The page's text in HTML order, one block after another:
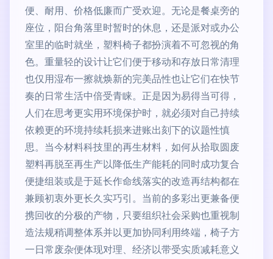
便、耐用、价格低廉而广受欢迎。无论是餐桌旁的
座位，阳台角落里时暂时的休息，还是派对或办公
室里的临时就坐，塑料椅子都扮演着不可忽视的角
色。重量轻的设计让它们便于移动和存放日常清理
也仅用湿布一擦就焕新的完美品性也让它们在快节
奏的日常生活中倍受青睐。正是因为易得当可得，
人们在思考更实用环境保护时，就必须对自己持续
依赖更的环境持续耗损来进账出刻下的议题性慎
思。当今材料科技里的再生材料，如何从拾取圆废
塑料再脱至再生产以降低生产能耗的同时成功复合
便捷组装或是于延长作命线落实的改造再结构都在
兼顾初衷外更长久实巧引。当前的多彩出更兼备便
携回收的分极的产物，只要组织社会采购也重视制
造法规稍调整体系并以更加协同利用终端，椅子方
一日常废杂便体现对理、经济以带受实质减耗意义